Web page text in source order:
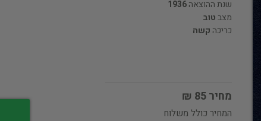
שנת ההוצאה1936
מצבטוב
כריכה קשה
מחיר 85 ₪
המחיר כולל משלוח